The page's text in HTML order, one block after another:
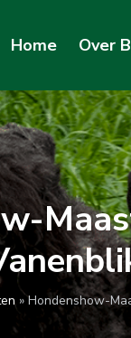
Home Over
»Hondenshow-